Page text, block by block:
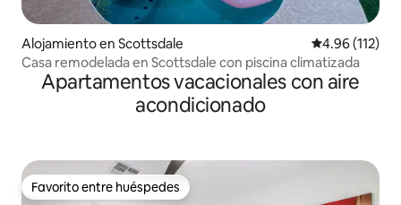
Alojamiento en Scottsdale Calificación
4.96 (112)
Casa remodelada en Scottsdale con piscina climatizada
Apartamentos vacacionales con aire
acondicionado
Favorito entre huéspedes
Favorito entre huéspedes